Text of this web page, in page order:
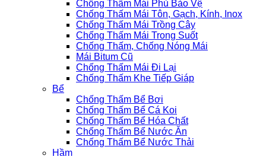
Chống Thấm Mái Phủ Bảo Vệ
Chống Thấm Mái Tôn, Gạch, Kính, Inox
Chống Thấm Mái Trồng Cây
Chống Thấm Mái Trong Suốt
Chống Thấm, Chống Nóng Mái
Mái Bitum Cũ
Chống Thấm Mái Đi Lại
Chống Thấm Khe Tiếp Giáp
Bể
Chống Thấm Bể Bơi
Chống Thấm Bể Cá Koi
Chống Thấm Bể Hóa Chất
Chống Thấm Bể Nước Ăn
Chống Thấm Bể Nước Thải
Hầm